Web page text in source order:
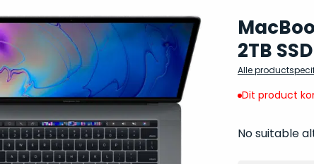
2TB SSD
Alle
Dit product
No suitable